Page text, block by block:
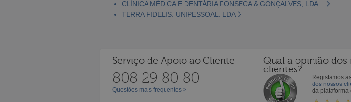
CLÍNICA MÉDICA E DENTÁRIA FONSECA & GONÇALVES, LDA...
TERRA FIDELIS, UNIPESSOAL, LDA
Serviço de Apoio ao Cliente
808 29 80 80
Questões mais frequentes >
Qual a opinião dos
clientes?
Registamos as
dos nossos
da plataforma